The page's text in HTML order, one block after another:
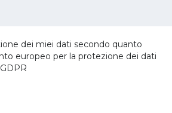
dei miei dati secondo quanto
europeo per la protezione dei dati